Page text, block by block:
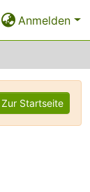
Anmelden
Zur Startseite